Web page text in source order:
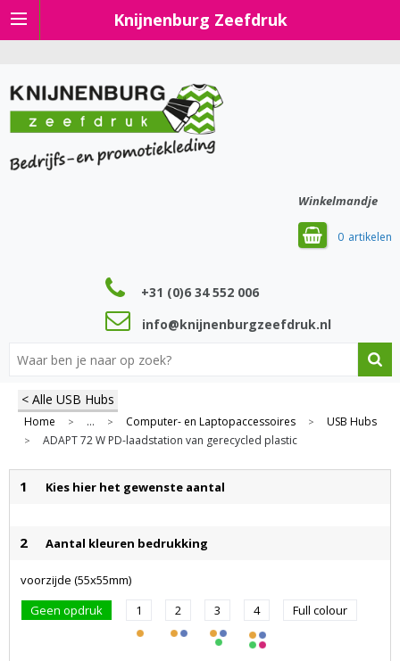
Knijnenburg Zeefdruk
Winkelmandje
0
+31 (0)6 34 552 006
info@knijnenburgzeefdruk.nl
< Alle USB Hubs
Home > ... > Computer- en Laptopaccessoires > USB Hubs
> ADAPT 72 W PD-laadstation van gerecycled plastic
1 Kies hier het gewenste aantal
2 Aantal kleuren bedrukking
voorzijde (55x55mm)
Geen opdruk
1 2 3 4 Full colour